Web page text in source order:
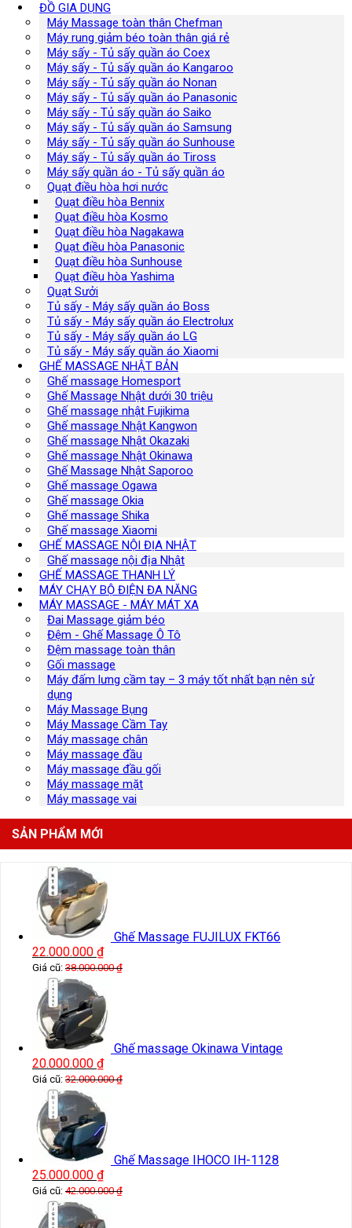
ĐỒ GIA DỤNG
Máy Massage toàn thân Chefman
Máy rung giảm béo toàn thân giá rẻ
Máy sấy - Tủ sấy quần áo Coex
Máy sấy - Tủ sấy quần áo Kangaroo
Máy sấy - Tủ sấy quần áo Nonan
Máy sấy - Tủ sấy quần áo Panasonic
Máy sấy - Tủ sấy quần áo Saiko
Máy sấy - Tủ sấy quần áo Samsung
Máy sấy - Tủ sấy quần áo Sunhouse
Máy sấy - Tủ sấy quần áo Tiross
Máy sấy quần áo - Tủ sấy quần áo
Quạt điều hòa hơi nước
Quạt điều hòa Bennix
Quạt điều hòa Kosmo
Quạt điều hòa Nagakawa
Quạt điều hòa Panasonic
Quạt điều hòa Sunhouse
Quạt điều hòa Yashima
Quạt Sưởi
Tủ sấy - Máy sấy quần áo Boss
Tủ sấy - Máy sấy quần áo Electrolux
Tủ sấy - Máy sấy quần áo LG
Tủ sấy - Máy sấy quần áo Xiaomi
GHẾ MASSAGE NHẬT BẢN
Ghế massage Homesport
Ghế Massage Nhật dưới 30 triệu
Ghế massage nhật Fujikima
Ghế massage Nhật Kangwon
Ghế massage Nhật Okazaki
Ghế massage Nhật Okinawa
Ghế Massage Nhật Saporoo
Ghế massage Ogawa
Ghế massage Okia
Ghế massage Shika
Ghế massage Xiaomi
GHẾ MASSAGE NỘI ĐỊA NHẬT
Ghế massage nội địa Nhật
GHẾ MASSAGE THANH LÝ
MÁY CHẠY BỘ ĐIỆN ĐA NĂNG
MÁY MASSAGE - MÁY MÁT XA
Đai Massage giảm béo
Đệm - Ghế Massage Ô Tô
Đệm massage toàn thân
Gối massage
Máy đấm lưng cầm tay – 3 máy tốt nhất bạn nên sử
dụng
Máy Massage Bụng
Máy Massage Cầm Tay
Máy massage chân
Máy massage đầu
Máy massage đầu gối
Máy massage mặt
Máy massage vai
SẢN PHẨM MỚI
Ghế Massage FUJILUX FKT66
22.000.000 ₫
Giá cũ: 38.000.000₫
Ghế massage Okinawa Vintage
20.000.000 ₫
Giá cũ: 32.000.000₫
Ghế Massage IHOCO IH-1128
25.000.000 ₫
Giá cũ: 42.000.000₫